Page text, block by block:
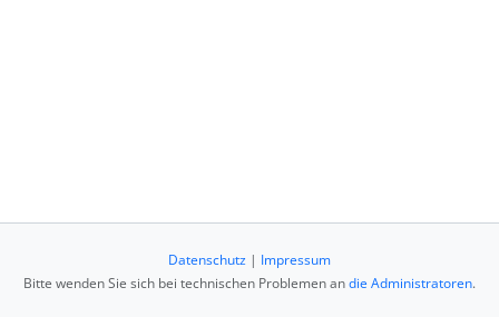
Datenschutz | Impressum
Bitte wenden Sie sich bei technischen Problemen andie Administratoren.